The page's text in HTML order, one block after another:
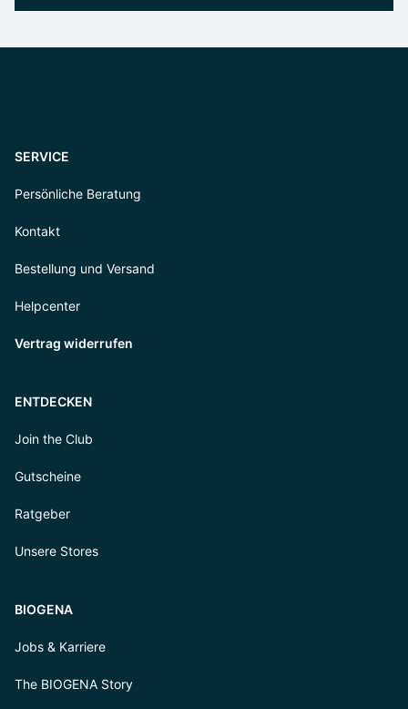
SERVICE
Persönliche Beratung
Kontakt
Bestellung und Versand
Helpcenter
Vertrag widerrufen
ENTDECKEN
Join the Club
Gutscheine
Ratgeber
Unsere Stores
BIOGENA
Jobs & Karriere
The BIOGENA Story